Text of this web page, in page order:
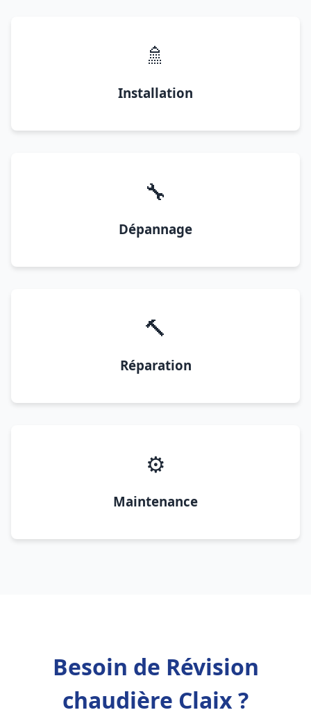
🚿
Installation
🔧
Dépannage
🔨
Réparation
⚙️
Maintenance
Besoin de Révision
chaudière Claix ?